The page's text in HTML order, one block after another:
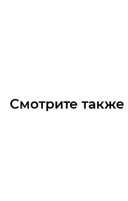
Смотрите также